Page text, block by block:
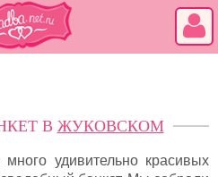
В ЖУКОВСКОМ
удивительно красивых